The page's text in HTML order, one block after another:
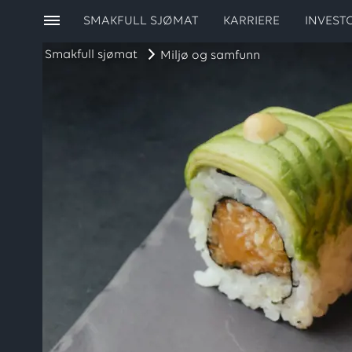
Smakfull sjømat Miljø og samfunn
SMAKFULL SJØMAT KARRIERE